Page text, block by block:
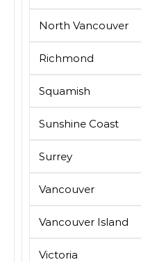
North Vancouver
Richmond
Squamish
Sunshine Coast
Surrey
Vancouver
Vancouver Island
Victoria